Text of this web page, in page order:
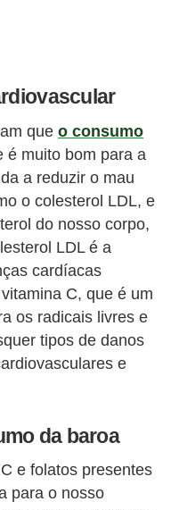
que o consumo
é muito bom para a
a reduzir o mau
o colesterol LDL, e
do nosso corpo,
LDL é a
cardíacas
C, que é um
os radicais livres e
tipos de danos
e
da baroa
e folatos presentes
para o nosso